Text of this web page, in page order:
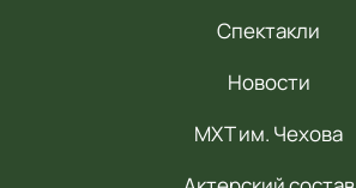
Спектакли
Новости
МХТ им. Чехова